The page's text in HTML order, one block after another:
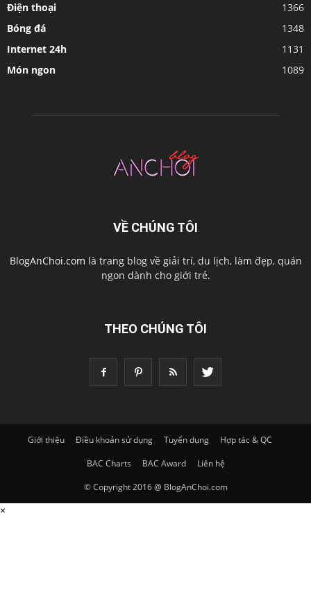
Điện thoại
1366
Bóng đá
1348
Internet 24h
1131
Món ngon
1089
VỀ CHÚNG TÔI
BlogAnChoi.com là trang blog về giải trí, du lịch, làm đẹp, quán
ngon dành cho giới trẻ.
THEO CHÚNG TÔI
Giới thiệu Điều khoản sử dụng Tuyển dụng
Hợp tác & QC
BAC Charts
BAC Award
Liên hệ
© Copyright 2016 @ BlogAnChoi.com
×